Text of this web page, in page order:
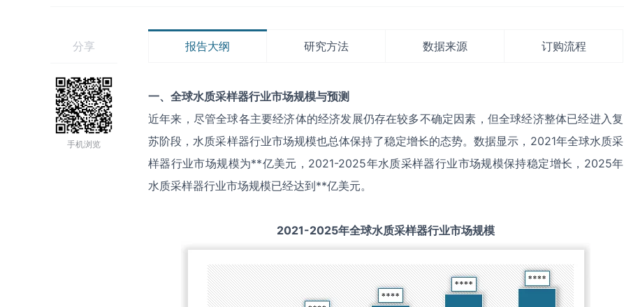
分享
手机浏览
报告大纲 研究方法 数据来源 订购流程
一、全球水质采样器行业市场规模与预测
近年来，尽管全球各主要经济体的经济发展仍存在较多不确定因素，但全球经济整体已经进入复
苏阶段，水质采样器行业市场规模也总体保持了稳定增长的态势。数据显示，2021年全球水质采
样器行业市场规模为**亿美元，2021-2025年水质采样器行业市场规模保持稳定增长，2025年
水质采样器行业市场规模已经达到**亿美元。
2021-2025年全球水质采样器行业市场规模